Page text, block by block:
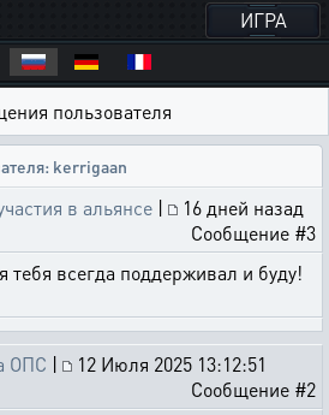
ИГРА
пользователя
kerrigaan
в альянсе |
16 дней назад
Сообщение #3
тебя всегда поддерживал и буду!
ОПС |
12 Июля 2025 13:12:51
Сообщение #2